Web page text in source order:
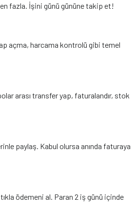
fazla. İşini günü gününe takip et!
açma, harcama kontrolü gibi temel
arası transfer yap, faturalandır, stok
paylaş. Kabul olursa anında faturaya
ödemeni al. Paran 2 iş günü içinde